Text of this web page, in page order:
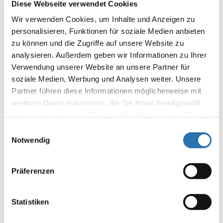
Diese Webseite verwendet Cookies
Wir verwenden Cookies, um Inhalte und Anzeigen zu
personalisieren, Funktionen für soziale Medien anbieten
zu können und die Zugriffe auf unsere Website zu
analysieren. Außerdem geben wir Informationen zu Ihrer
Verwendung unserer Website an unsere Partner für
soziale Medien, Werbung und Analysen weiter. Unsere
Partner führen diese Informationen möglicherweise mit
weiteren Daten zusammen, die Sie ihnen bereitgestellt
Cookies, wenn Sie unsere Webseite weiterhin
Notwendig
Präferenzen
Statistiken
Welche Weiterbildungsbezeichnungen sind
vergleichbar?
Ein Kernelement der Krankenhausreform ist die Planung und
Vorhaltevergütung auf Basis von Leistungsgruppen. Die
personellen Qualitätskriterien dieser Leistungsgruppen beziehen
Bundesärztekammer.
Nummer 6 SGB V dann als erfüllt, wenn die Ärztin / der Arzt
entsprechenden Bezeichnung oder einer vergleichbaren
Bezeichnung berechtigt ist.